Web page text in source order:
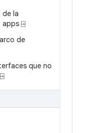
de la
apps ⍈
de
que no